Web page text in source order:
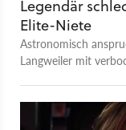
Legendär
Elite-Niete
Astronomisch
Langweiler mit
Leere – gegen